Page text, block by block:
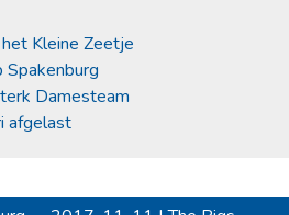
Kleine Zeetje
Spakenburg
Damesteam
afgelast